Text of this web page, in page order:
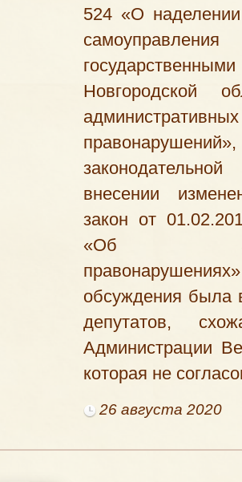
524 «О
Новгородской
административных
внесении
закон от
«Об
обсуждения была
депутатов,
Администрации
которая не
26 августа 2020